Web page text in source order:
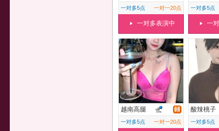
一对多5点 一对一20点
一对多表演中
一对多5点
一
越南高腿
一对多5点 一对一20点
酸辣桃子
一对多5点